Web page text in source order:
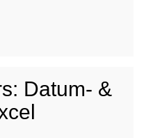
Datum- &